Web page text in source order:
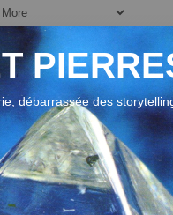
débarrassée des